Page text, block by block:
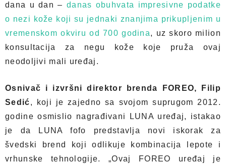
dana u dan –danas obuhvata impresivne podatke
o nezi kože koji su jednaki znanjima prikupljenim u
vremenskom okviru od 700 godina, uz skoro milion
konsultacija za negu kože koje pruža ovaj
neodoljivi mali uređaj.
Osnivač i izvršni direktor brenda FOREO, Filip
Sedić, koji je zajedno sa svojom suprugom 2012.
godine osmislio nagrađivani LUNA uređaj, istakao
je da LUNA fofo predstavlja novi iskorak za
švedski brend koji odlikuje kombinacija lepote i
vrhunske tehnologije. „Ovaj FOREO uređaj je